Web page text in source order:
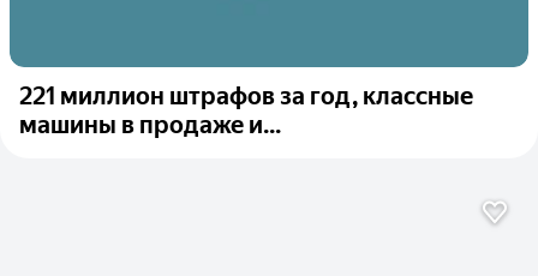
221 миллион штрафов за год, классные
машины в продаже и...